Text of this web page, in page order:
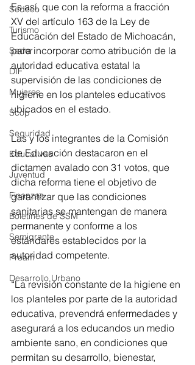
Sedeco
Turismo
Sader
DIF
Mujeres
Scop
Seguridad
Educativas
Juventud
Finanzas
Boletines de SSM
Semigrante
Proam
Desarrollo Urbano
Es así, que con la reforma a fracción
XV del artículo 163 de la Ley de
Educación del Estado de Michoacán,
para incorporar como atribución de la
autoridad educativa estatal la
supervisión de las condiciones de
higiene en los planteles educativos
ubicados en el estado.
Las y los integrantes de la Comisión
de Educación destacaron en el
dictamen avalado con 31 votos, que
dicha reforma tiene el objetivo de
garantizar que las condiciones
sanitarias se mantengan de manera
permanente y conforme a los
estándares establecidos por la
autoridad competente.
“La revisión constante de la higiene en
los planteles por parte de la autoridad
educativa, prevendrá enfermedades y
asegurará a los educandos un medio
ambiente sano, en condiciones que
permitan su desarrollo, bienestar,